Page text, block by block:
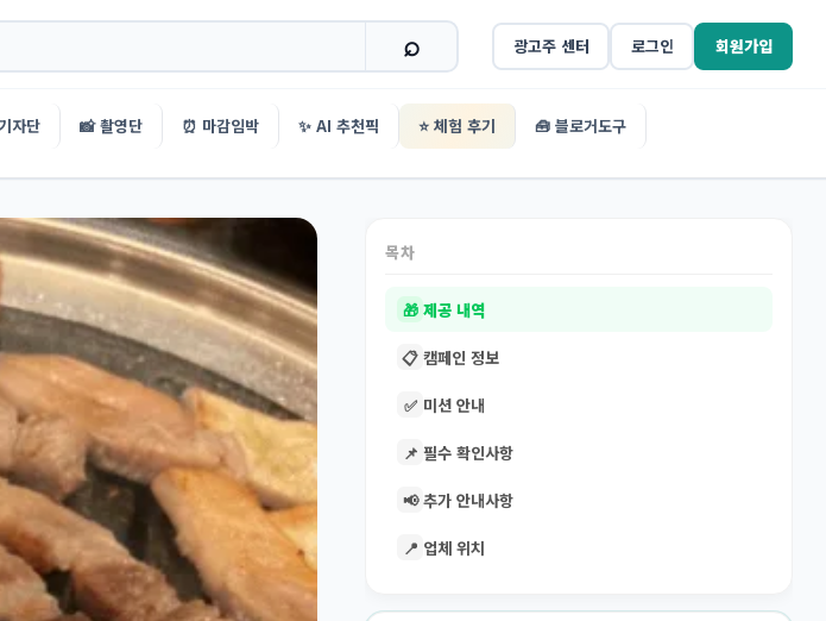
광고주 센터 로그인 회원가입
자단 📸 촬영단 ⏰ 마감임박 ✨ AI 추천픽 ⭐ 체험 후기 🧰 블로거도구
목차
🎁 제공 내역
📋 캠페인 정보
✅ 미션 안내
📌 필수 확인사항
📢 추가 안내사항
📍 업체 위치